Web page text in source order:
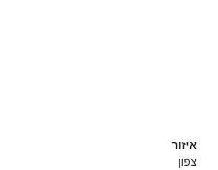
איזור
צפון